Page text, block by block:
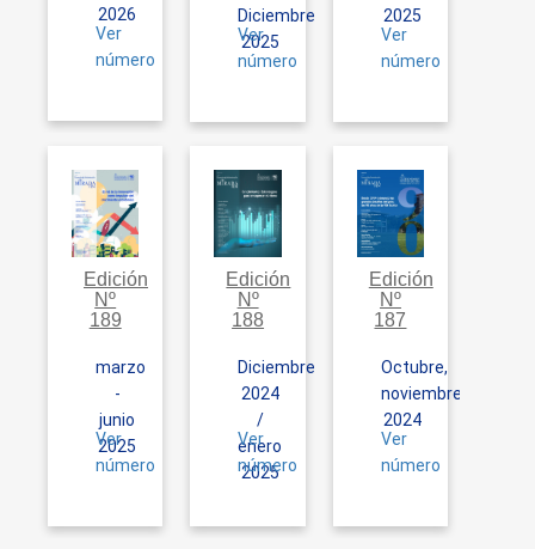
2026
Ver
número
Diciembre
2025
Ver
número
2025
Ver
número
Edición
Nº
189
marzo
-
junio
2025
Ver
número
Edición
Nº
188
Diciembre
2024
/
enero
2025
Ver
número
Edición
Nº
187
Octubre,
noviembre
2024
Ver
número